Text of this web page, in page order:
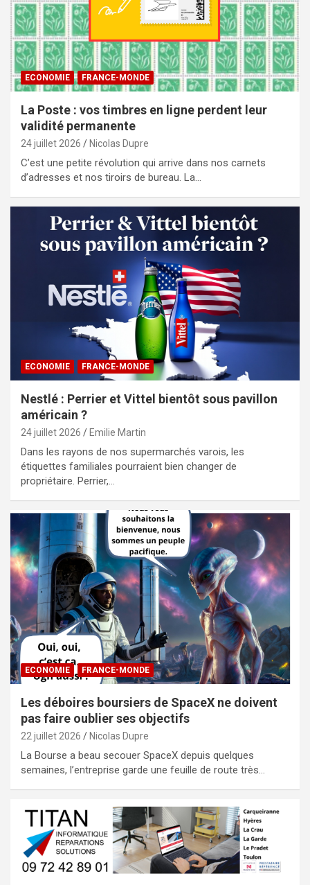
ECONOMIE FRANCE-MONDE
La Poste : vos timbres en ligne perdent leur
validité permanente
24 juillet 2026 Nicolas Dupre
C’est une petite révolution qui arrive dans nos carnets
d’adresses et nos tiroirs de bureau. La…
ECONOMIE FRANCE-MONDE
Nestlé : Perrier et Vittel bientôt sous pavillon
américain ?
24 juillet 2026 Emilie Martin
Dans les rayons de nos supermarchés varois, les
étiquettes familiales pourraient bien changer de
propriétaire. Perrier,…
ECONOMIE FRANCE-MONDE
Les déboires boursiers de SpaceX ne doivent
pas faire oublier ses objectifs
22 juillet 2026 Nicolas Dupre
La Bourse a beau secouer SpaceX depuis quelques
semaines, l’entreprise garde une feuille de route très…